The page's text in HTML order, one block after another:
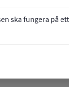
ska fungera på